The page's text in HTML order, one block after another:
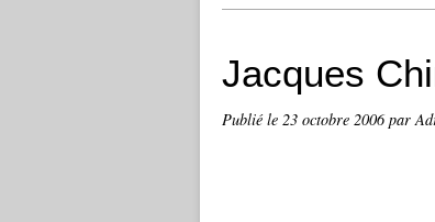
Jacques
Publié le 23 octobre 2006par